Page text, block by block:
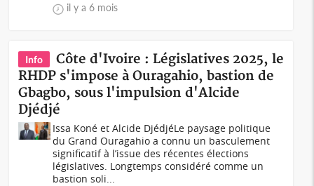
il y a 6 mois
Info
Côte d'Ivoire : Législatives 2025, le
RHDP s'impose à Ouragahio, bastion de
Gbagbo, sous l'impulsion d'Alcide
Djédjé
Issa Koné et Alcide DjédjéLe paysage politique
du Grand Ouragahio a connu un basculement
significatif à l’issue des récentes élections
législatives. Longtemps considéré comme un
bastion soli...